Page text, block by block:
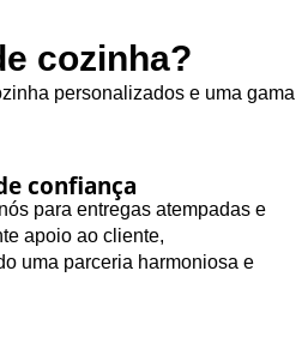
cozinha?
personalizados e uma gama
confiança
para entregas atempadas e
apoio ao cliente,
uma parceria harmoniosa e